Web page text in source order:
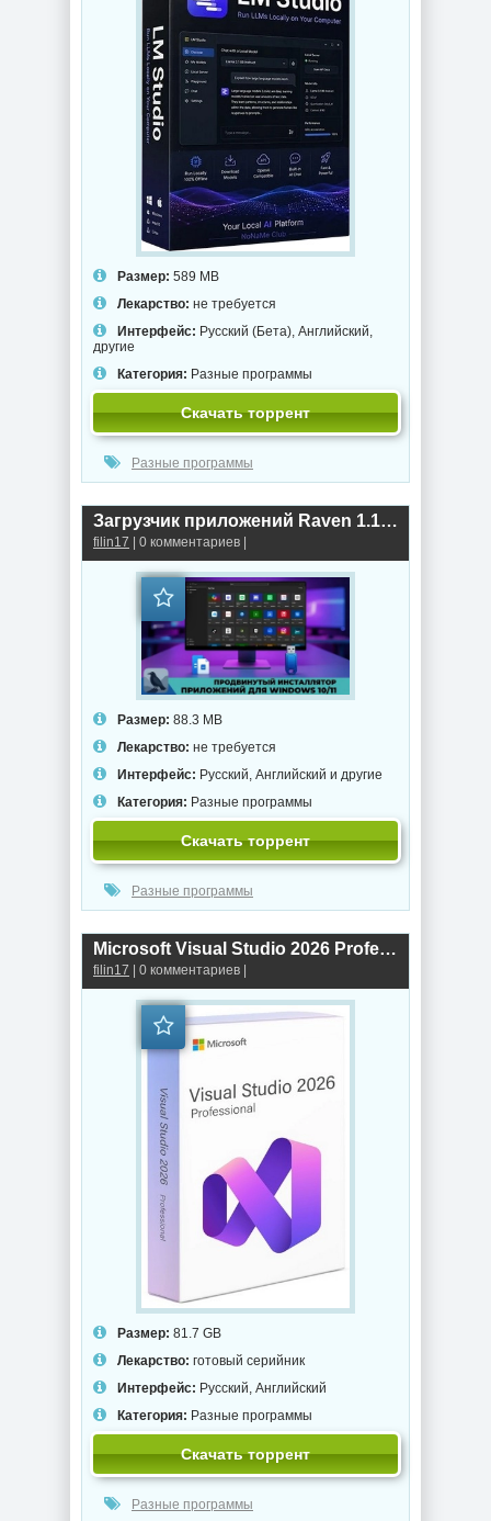
Размер: 589 MB
Лекарство: не требуется
Интерфейс: Русский (Бета), Английский,
другие
Категория: Разные программы
Скачать торрент
Разные программы
Загрузчик приложений Raven 1.1.0.0
filin17 | 0 комментариев |
Размер: 88.3 MB
Лекарство: не требуется
Интерфейс: Русский, Английский и другие
Категория: Разные программы
Скачать торрент
Разные программы
Microsoft Visual Studio 2026 Professional 18.8.0 (Offline Cache)
filin17 | 0 комментариев |
Размер: 81.7 GB
Лекарство: готовый серийник
Интерфейс: Русский, Английский
Категория: Разные программы
Скачать торрент
Разные программы